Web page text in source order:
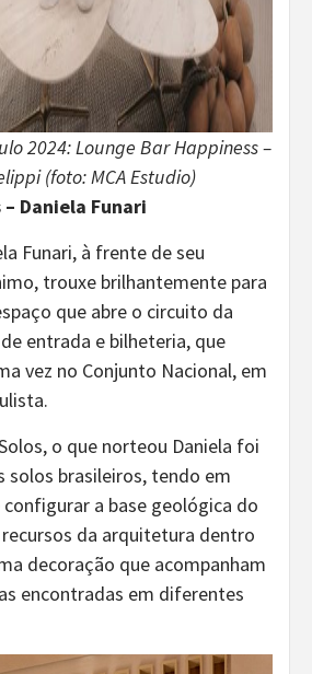
2024: Lounge Bar Happiness –
(foto: MCA Estudio)
Daniela Funari
Funari, à frente de seu
trouxe brilhantemente para
que abre o circuito da
entrada e bilheteria, que
vez no Conjunto Nacional, em
o que norteou Daniela foi
solos brasileiros, tendo em
a base geológica do
da arquitetura dentro
decoração que acompanham
encontradas em diferentes